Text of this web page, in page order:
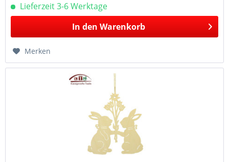
Lieferzeit 3-6 Werktage
In den Warenkorb
Merken